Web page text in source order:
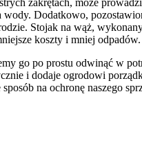
wody. Dodatkowo,
Stojak na wąż,
koszty i mniej odpadów.
go po prostu odwinąć w
i dodaje ogrodowi
na ochronę naszego